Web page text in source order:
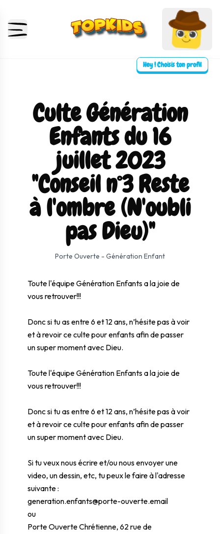
Hey ! Choisis ton profil
Culte Génération
Enfants du 16
juillet 2023
"Conseil n°3 Reste
à l'ombre (N'oubli
pas Dieu)"
Porte Ouverte - Génération Enfant
0:00 ⛶ Plein écran
Toute l'équipe Génération Enfants a la joie de
vous retrouver!!!
Donc si tu as entre 6 et 12 ans, n’hésite pas à voir
et à revoir ce culte pour enfants afin de passer
un super moment avec Dieu.
Toute l'équipe Génération Enfants a la joie de
vous retrouver!!!
Donc si tu as entre 6 et 12 ans, n’hésite pas à voir
et à revoir ce culte pour enfants afin de passer
un super moment avec Dieu.
Si tu veux nous écrire et/ou nous envoyer une
video, un dessin, etc, tu peux le faire à l'adresse
suivante :
generation.enfants@porte-ouverte.email
ou
Porte Ouverte Chrétienne, 62 rue de